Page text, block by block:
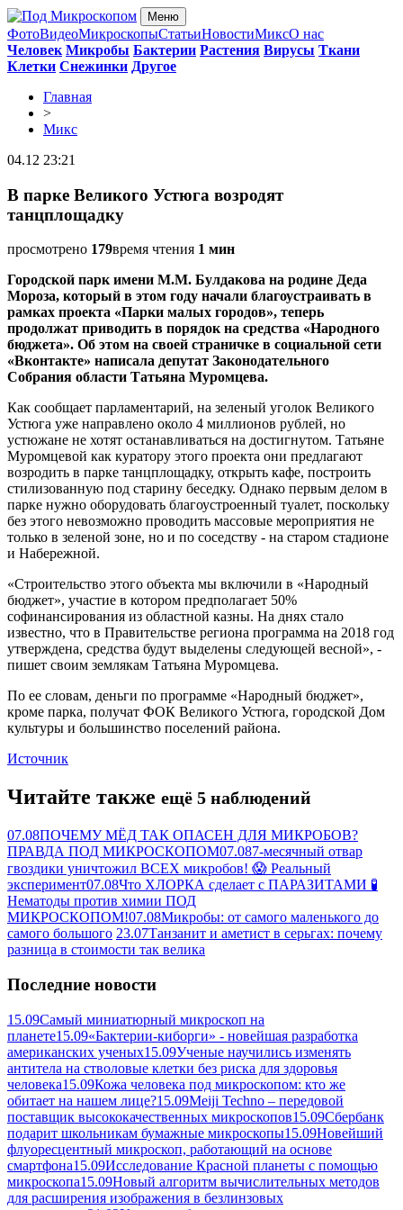
Меню
ФотоВидеоМикроскопыСтатьиНовостиМиксО нас
Человек Микробы Бактерии Растения Вирусы Ткани
Клетки Снежинки Другое
Главная
>
Микс
04.12 23:21
В парке Великого Устюга возродят
танцплощадку
просмотрено 179время чтения 1 мин
Городской парк имени М.М. Булдакова на родине Деда
Мороза, который в этом году начали благоустраивать в
рамках проекта «Парки малых городов», теперь
продолжат приводить в порядок на средства «Народного
бюджета». Об этом на своей страничке в социальной сети
«Вконтакте» написала депутат Законодательного
Собрания области Татьяна Муромцева.
Как сообщает парламентарий, на зеленый уголок Великого
Устюга уже направлено около 4 миллионов рублей, но
устюжане не хотят останавливаться на достигнутом. Татьяне
Муромцевой как куратору этого проекта они предлагают
возродить в парке танцплощадку, открыть кафе, построить
стилизованную под старину беседку. Однако первым делом в
парке нужно оборудовать благоустроенный туалет, поскольку
без этого невозможно проводить массовые мероприятия не
только в зеленой зоне, но и по соседству - на старом стадионе
и Набережной.
«Строительство этого объекта мы включили в «Народный
бюджет», участие в котором предполагает 50%
софинансирования из областной казны. На днях стало
известно, что в Правительстве региона программа на 2018 год
утверждена, средства будут выделены следующей весной», -
пишет своим землякам Татьяна Муромцева.
По ее словам, деньги по программе «Народный бюджет»,
кроме парка, получат ФОК Великого Устюга, городской Дом
культуры и большинство поселений района.
Источник
Читайте также ещё 5 наблюдений
07.08ПОЧЕМУ МЁД ТАК ОПАСЕН ДЛЯ МИКРОБОВ?
ПРАВДА ПОД МИКРОСКОПОМ07.087-месячный отвар
гвоздики уничтожил ВСЕХ микробов! 😱 Реальный
эксперимент07.08Что ХЛОРКА сделает с ПАРАЗИТАМИ 🧪
Нематоды против химии ПОД
МИКРОСКОПОМ!07.08Микробы: от самого маленького до
самого большого 23.07Танзанит и аметист в серьгах: почему
разница в стоимости так велика
Последние новости
15.09Самый миниатюрный микроскоп на
планете15.09«Бактерии-киборги» - новейшая разработка
американских ученых15.09Ученые научились изменять
антитела на стволовые клетки без риска для здоровья
человека15.09Кожа человека под микроскопом: кто же
обитает на нашем лице?15.09Meiji Techno – передовой
поставщик высококачественных микроскопов15.09Сбербанк
подарит школьникам бумажные микроскопы15.09Новейший
флуоресцентный микроскоп, работающий на основе
смартфона15.09Исследование Красной планеты с помощью
микроскопа15.09Новый алгоритм вычислительных методов
для расширения изображения в безлинзовых